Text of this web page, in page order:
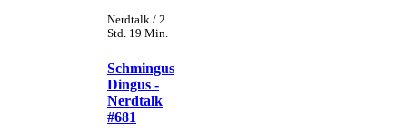
Nerdtalk / 2
Std. 19 Min.
Schmingus
Dingus -
Nerdtalk
#681